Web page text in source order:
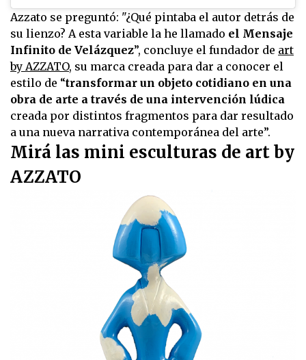
Azzato se preguntó: "¿Qué pintaba el autor detrás de
su lienzo? A esta variable la he llamado el Mensaje
Infinito de Velázquez”, concluye el fundador de art
by AZZATO, su marca creada para dar a conocer el
estilo de “transformar un objeto cotidiano en una
obra de arte a través de una intervención lúdica
creada por distintos fragmentos para dar resultado
a una nueva narrativa contemporánea del arte”.
Mirá las mini esculturas de art by
AZZATO